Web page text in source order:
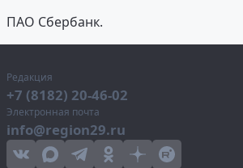
ПАО Сбербанк.
Редакция
+7 (8182) 20-46-02
Электронная почта
info@region29.ru